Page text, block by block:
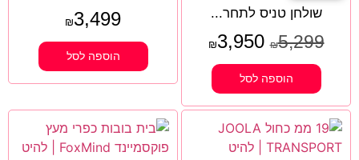
שולחן טניס לתחר...
₪5,299
₪3,950
הוספה לסל
₪3,499
הוספה לסל